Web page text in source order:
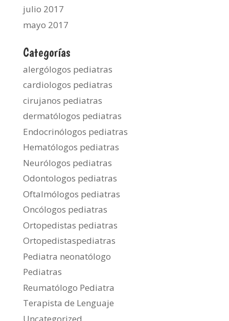
julio 2017
mayo 2017
Categorías
alergólogos pediatras
cardiologos pediatras
cirujanos pediatras
dermatólogos pediatras
Endocrinólogos pediatras
Hematólogos pediatras
Neurólogos pediatras
Odontologos pediatras
Oftalmólogos pediatras
Oncólogos pediatras
Ortopedistas pediatras
Ortopedistaspediatras
Pediatra neonatólogo
Pediatras
Reumatólogo Pediatra
Terapista de Lenguaje